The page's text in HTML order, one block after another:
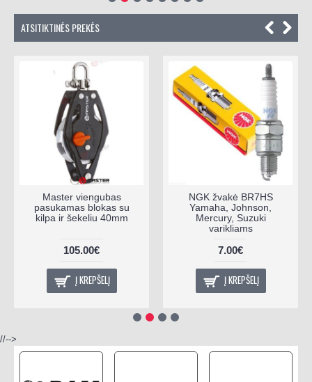
ATSITIKTINĖS PREKĖS
Master viengubas
pasukamas blokas su
kilpa ir šekeliu 40mm
105.00€
Į KREPŠELĮ
NGK žvakė BR7HS
Yamaha, Johnson,
Mercury, Suzuki
varikliams
7.00€
Į KREPŠELĮ
//-->